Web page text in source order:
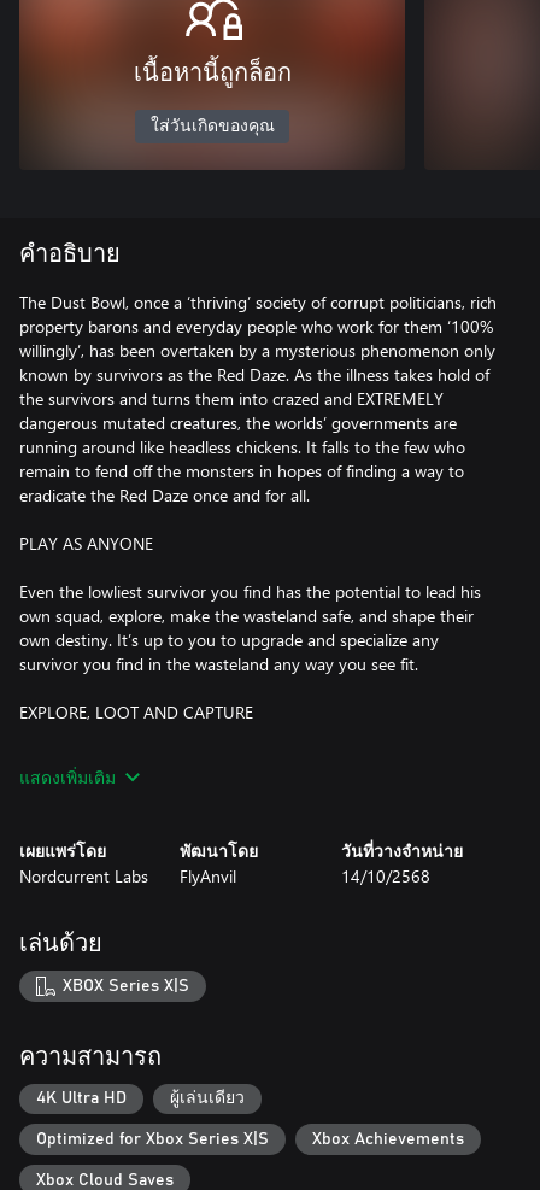
เนื้อหานี้ถูกล็อก
ใส่วันเกิดของคุณ
คำอธิบาย
The Dust Bowl, once a ‘thriving’ society of corrupt politicians, rich
property barons and everyday people who work for them ‘100%
willingly’, has been overtaken by a mysterious phenomenon only
known by survivors as the Red Daze. As the illness takes hold of
the survivors and turns them into crazed and EXTREMELY
dangerous mutated creatures, the worlds’ governments are
running around like headless chickens. It falls to the few who
remain to fend off the monsters in hopes of finding a way to
eradicate the Red Daze once and for all.
PLAY AS ANYONE
Even the lowliest survivor you find has the potential to lead his
own squad, explore, make the wasteland safe, and shape their
own destiny. It’s up to you to upgrade and specialize any
survivor you find in the wasteland any way you see fit.
EXPLORE, LOOT AND CAPTURE
abandoned and taken over by the undead, the loot and potential
military installations full to the brim with monsters, loot, and
most importantly, foundations that hold the potential to turn the
settlements.
YOUR OWN SAFE HAVEN
settlements for safety, it’s smart to keep them occupied. Assign
useful goods to barter with, put up and upgrade defenses, and in
the event of an attack, task your best soldiers to protect your
settlements while you’re away or join the battle yourself and help
push back the monsters coming to take what’s yours!
แสดงเพิ่มเติม
เผยแพร่โดย
Nordcurrent Labs
พัฒนาโดย
FlyAnvil
วันที่วางจำหน่าย
14/10/2568
เล่นด้วย
XBOX Series X|S
ความสามารถ
4K Ultra HD ผู้เล่นเดียว
Optimized for Xbox Series X|S Xbox Achievements
Xbox Cloud Saves